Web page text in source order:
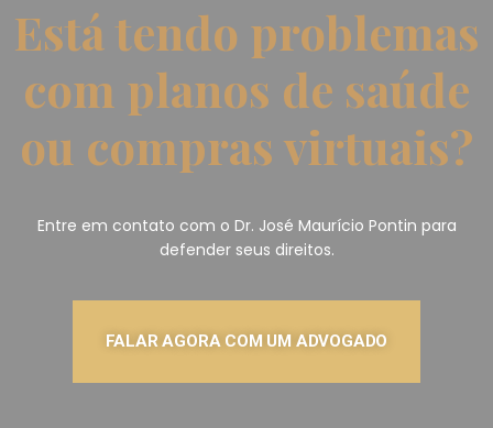
Está tendo problemas
com planos de saúde
ou compras virtuais?
Entre em contato com o Dr. José Maurício Pontin para
defender seus direitos.
FALAR AGORA COM UM ADVOGADO